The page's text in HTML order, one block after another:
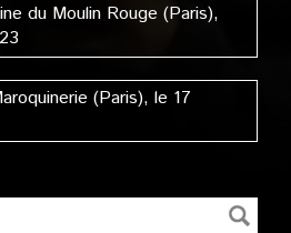
du Moulin Rouge (Paris),
(Paris), le 17